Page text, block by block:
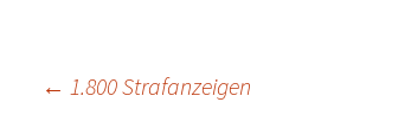
← 1.800 Strafanzeigen